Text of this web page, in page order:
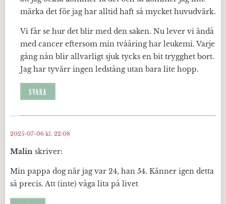
märka det för jag har alltid haft så mycket huvudvärk.
Vi får se hur det blir med den saken. Nu lever vi ändå
med cancer eftersom min tvååring har leukemi. Varje
gång nån blir allvarligt sjuk tycks en bit trygghet bort.
Jag har tyvärr ingen ledstång utan bara lite hopp.
SVARA
Malin skriver:
2025-07-06 kl. 22:08
Min pappa dog när jag var 24, han 54. Känner igen detta
så precis. Att (inte) våga lita på livet